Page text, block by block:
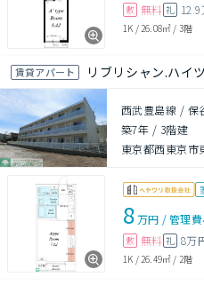
敷 無料 礼
1K / 26.08㎡ / 3階
賃貸アパート リブリシャン.ハイ
西武豊島線 / 保
築7年 / 3階建
東京都西東京市
8万円 /管理費
敷 無料 礼 8万
1K /26.49㎡ / 2階